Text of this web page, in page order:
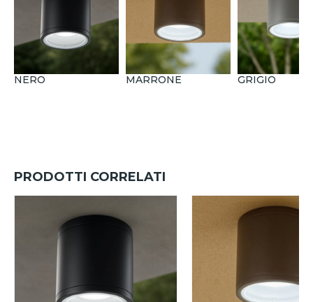
NERO MARRONE GRIGIO
PRODOTTI CORRELATI